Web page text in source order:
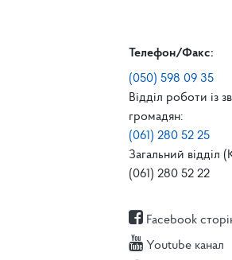
Телефон/Факс:
(050) 598 09 35
Відділ роботи із
громадян:
(061) 280 52 25
Загальний відділ
(061) 280 52 22
Facebook
Youtube канал